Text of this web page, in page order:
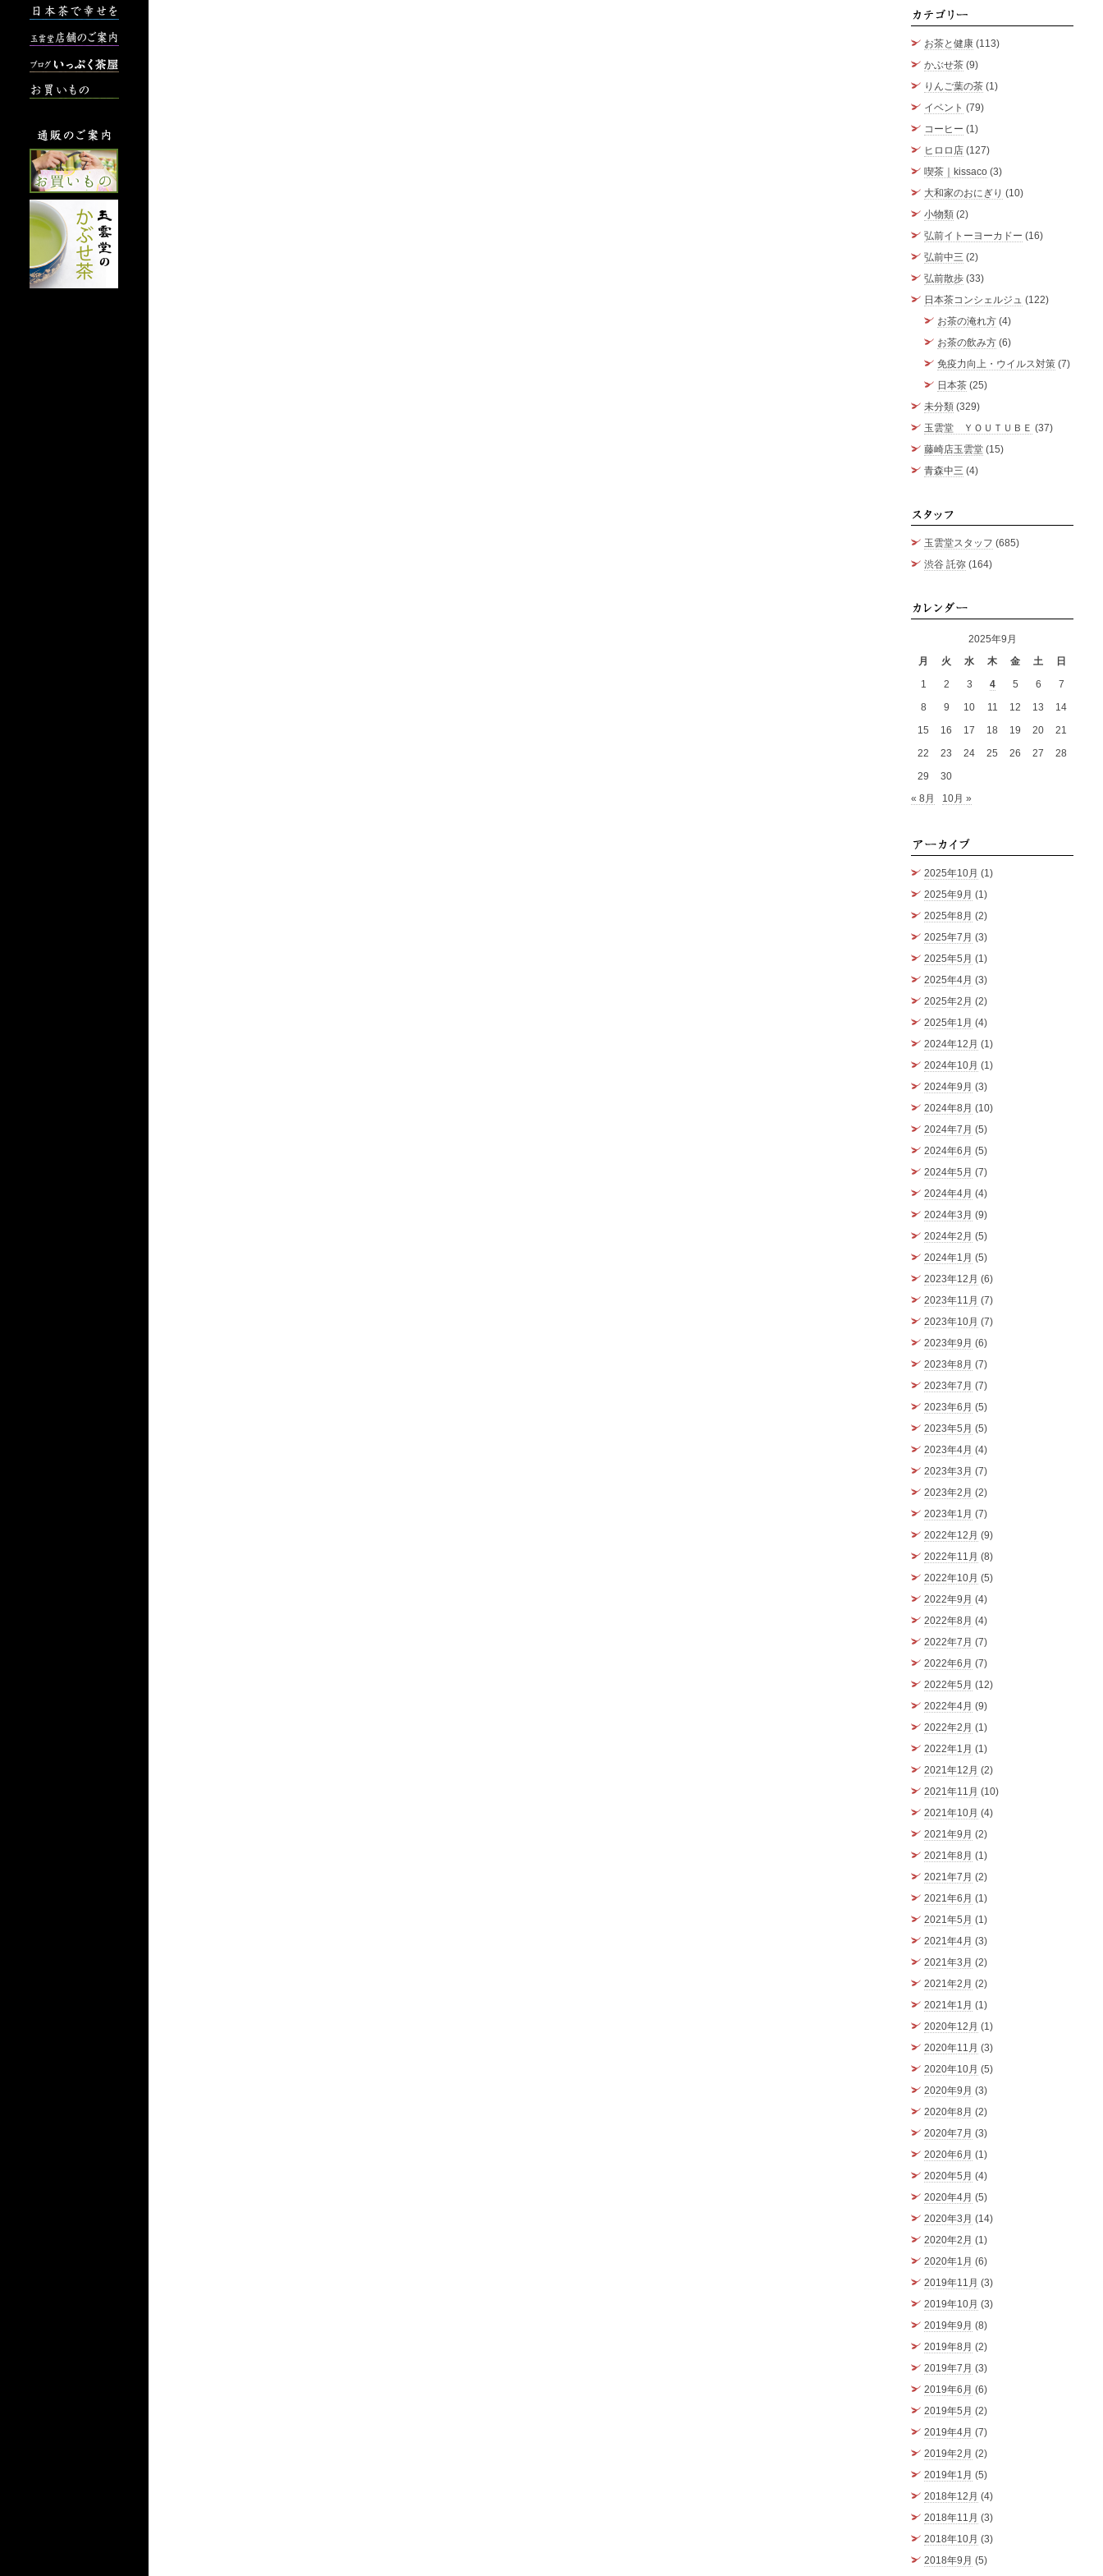
お茶と健康 (113)
かぶせ茶 (9)
りんご葉の茶 (1)
イベント (79)
コーヒー (1)
ヒロロ店 (127)
喫茶｜kissaco (3)
大和家のおにぎり (10)
小物類 (2)
弘前イトーヨーカドー (16)
弘前中三 (2)
弘前散歩 (33)
日本茶コンシェルジュ (122)
お茶の淹れ方 (4)
お茶の飲み方 (6)
免疫力向上・ウイルス対策 (7)
日本茶 (25)
未分類 (329)
玉雲堂 ＹＯＵＴＵＢＥ (37)
藤崎店玉雲堂 (15)
青森中三 (4)
玉雲堂スタッフ (685)
渋谷 託弥 (164)
2025年9月
月
火 水 木 金 土
日
1
2 3 4 5 6
7
8
9 10 11 12 13
14
15
16 17 18 19 20
21
22
23 24 25 26 27
28
29
30
« 8月
10月 »
2025年10月 (1)
2025年9月 (1)
2025年8月 (2)
2025年7月 (3)
2025年5月 (1)
2025年4月 (3)
2025年2月 (2)
2025年1月 (4)
2024年12月 (1)
2024年10月 (1)
2024年9月 (3)
2024年8月 (10)
2024年7月 (5)
2024年6月 (5)
2024年5月 (7)
2024年4月 (4)
2024年3月 (9)
2024年2月 (5)
2024年1月 (5)
2023年12月 (6)
2023年11月 (7)
2023年10月 (7)
2023年9月 (6)
2023年8月 (7)
2023年7月 (7)
2023年6月 (5)
2023年5月 (5)
2023年4月 (4)
2023年3月 (7)
2023年2月 (2)
2023年1月 (7)
2022年12月 (9)
2022年11月 (8)
2022年10月 (5)
2022年9月 (4)
2022年8月 (4)
2022年7月 (7)
2022年6月 (7)
2022年5月 (12)
2022年4月 (9)
2022年2月 (1)
2022年1月 (1)
2021年12月 (2)
2021年11月 (10)
2021年10月 (4)
2021年9月 (2)
2021年8月 (1)
2021年7月 (2)
2021年6月 (1)
2021年5月 (1)
2021年4月 (3)
2021年3月 (2)
2021年2月 (2)
2021年1月 (1)
2020年12月 (1)
2020年11月 (3)
2020年10月 (5)
2020年9月 (3)
2020年8月 (2)
2020年7月 (3)
2020年6月 (1)
2020年5月 (4)
2020年4月 (5)
2020年3月 (14)
2020年2月 (1)
2020年1月 (6)
2019年11月 (3)
2019年10月 (3)
2019年9月 (8)
2019年8月 (2)
2019年7月 (3)
2019年6月 (6)
2019年5月 (2)
2019年4月 (7)
2019年2月 (2)
2019年1月 (5)
2018年12月 (4)
2018年11月 (3)
2018年10月 (3)
2018年9月 (5)